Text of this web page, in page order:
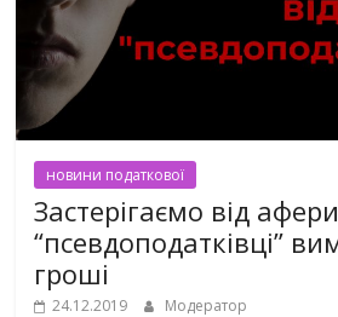
новини податкової
Застерігаємо від
“псевдоподатківці”
гроші
24.12.2019 Модератор